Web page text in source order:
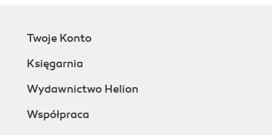
Twoje Konto
Księgarnia
Wydawnictwo Helion
Współpraca